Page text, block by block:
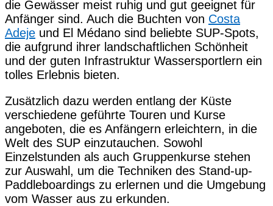
die Gewässer meist ruhig und gut geeignet für
Anfänger sind. Auch die Buchten von Costa
Adeje und El Médano sind beliebte SUP-Spots,
die aufgrund ihrer landschaftlichen Schönheit
und der guten Infrastruktur Wassersportlern ein
tolles Erlebnis bieten.
Zusätzlich dazu werden entlang der Küste
verschiedene geführte Touren und Kurse
angeboten, die es Anfängern erleichtern, in die
Welt des SUP einzutauchen. Sowohl
Einzelstunden als auch Gruppenkurse stehen
zur Auswahl, um die Techniken des Stand-up-
Paddleboardings zu erlernen und die Umgebung
vom Wasser aus zu erkunden.